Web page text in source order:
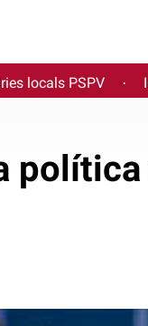
locals PSPV ·